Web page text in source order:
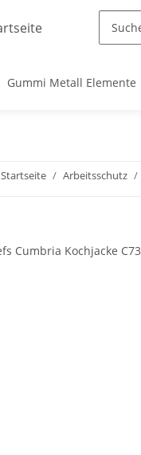
Gummi Metall Elemente
Startseite Arbeitsschutz